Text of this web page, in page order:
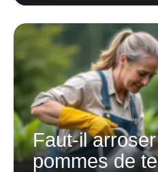
Faut-il
pommes de